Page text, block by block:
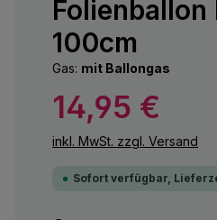
100cm
Gas: mit Ballongas
Regulärer Preis:
14,95 €
inkl. MwSt. zzgl. Versand
Sofort verfügbar,